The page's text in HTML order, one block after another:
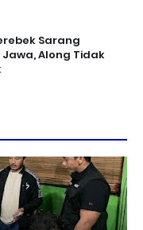
Sarang
Along Tidak